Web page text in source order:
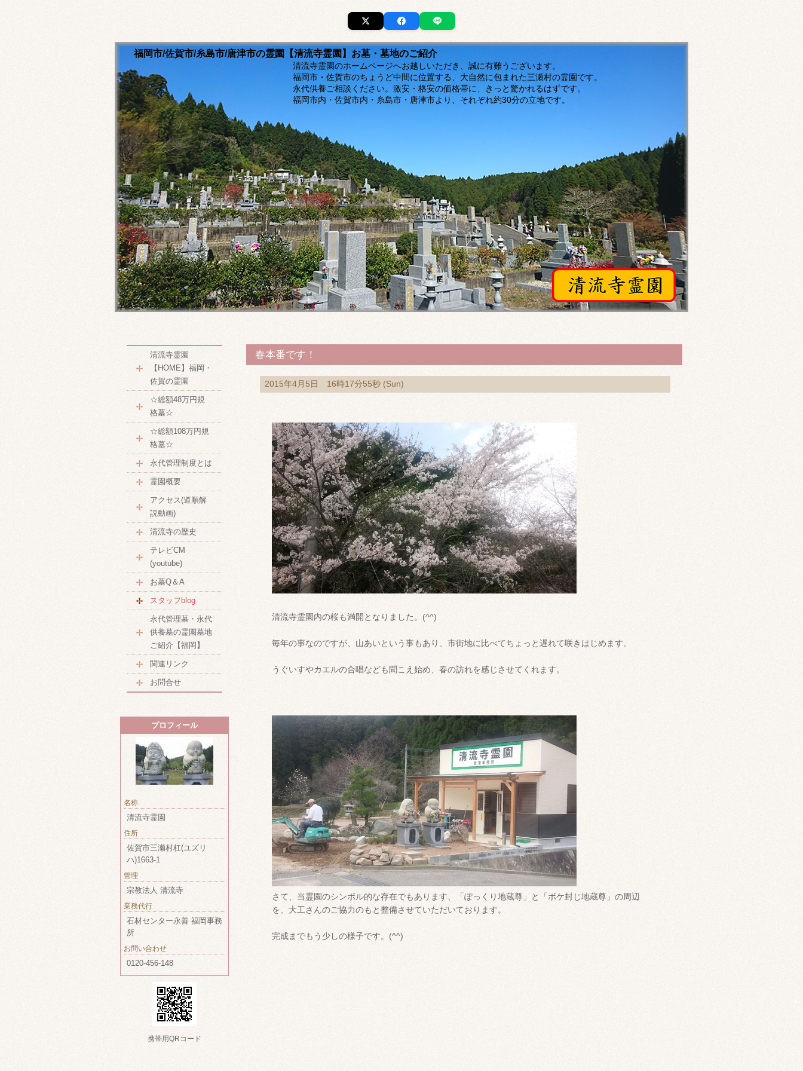
福岡市/佐賀市/糸島市/唐津市の霊園【清流寺霊園】お墓・墓地のご紹介
清流寺霊園のホームページへお越しいただき、誠に有難うございます。
福岡市・佐賀市のちょうど中間に位置する、大自然に包まれた三瀬村の霊園です。
永代供養ご相談ください。激安・格安の価格帯に、きっと驚かれるはずです。
福岡市内・佐賀市内・糸島市・唐津市より、それぞれ約30分の立地です。
春本番です！
2015年4月5日 16時17分55秒 (Sun)
清流寺霊園内の桜も満開となりました。(^^)
毎年の事なのですが、山あいという事もあり、市街地に比べてちょっと遅れて咲きはじめます。
うぐいすやカエルの合唱なども聞こえ始め、春の訪れを感じさせてくれます。
さて、当霊園のシンボル的な存在でもあります、「ぽっくり地蔵尊」と「ボケ封じ地蔵尊」の周辺
を、大工さんのご協力のもと整備させていただいております。
完成までもう少しの様子です。(^^)
清流寺霊園
【HOME】福岡・
佐賀の霊園
☆総額48万円規
格墓☆
☆総額108万円規
格墓☆
永代管理制度とは
霊園概要
アクセス(道順解
説動画)
清流寺の歴史
テレビCM
(youtube)
お墓Q＆A
スタッフblog
永代管理墓・永代
供養墓の霊園墓地
ご紹介【福岡】
関連リンク
お問合せ
プロフィール
名称
清流寺霊園
住所
佐賀市三瀬村杠(ユズリ
ハ)1663-1
管理
宗教法人 清流寺
業務代行
石材センター永善 福岡事務
所
お問い合わせ
0120-456-148
携帯用QRコード